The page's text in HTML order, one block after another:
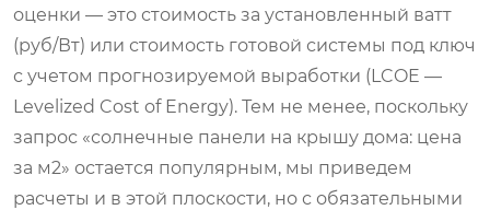
оценки — это стоимость за установленный ватт
(руб/Вт) или стоимость готовой системы под ключ
с учетом прогнозируемой выработки (LCOE —
Levelized Cost of Energy). Тем не менее, поскольку
запрос «солнечные панели на крышу дома: цена
за м2» остается популярным, мы приведем
расчеты и в этой плоскости, но с обязательными